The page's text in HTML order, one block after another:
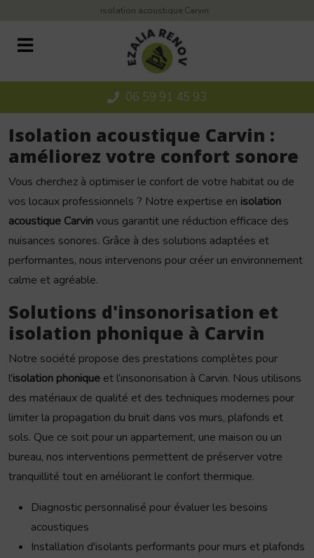
isolation acoustique Carvin
06 59 91 45 93
Isolation acoustique Carvin :
améliorez votre confort sonore
Vous cherchez à optimiser le confort de votre habitat ou de
vos locaux professionnels ? Notre expertise en isolation
acoustique Carvinvous garantit une réduction efficace des
nuisances sonores. Grâce à des solutions adaptées et
performantes, nous intervenons pour créer un environnement
calme et agréable.
Solutions d'insonorisation et
isolation phonique à Carvin
Notre société propose des prestations complètes pour
l'isolation phonique et l’insonorisation à Carvin. Nous utilisons
des matériaux de qualité et des techniques modernes pour
limiter la propagation du bruit dans vos murs, plafonds et
sols. Que ce soit pour un appartement, une maison ou un
bureau, nos interventions permettent de préserver votre
tranquillité tout en améliorant le confort thermique.
Diagnostic personnalisé pour évaluer les besoins
acoustiques
Installation d'isolants performants pour murs et plafonds
Panneau de gestion des cookies